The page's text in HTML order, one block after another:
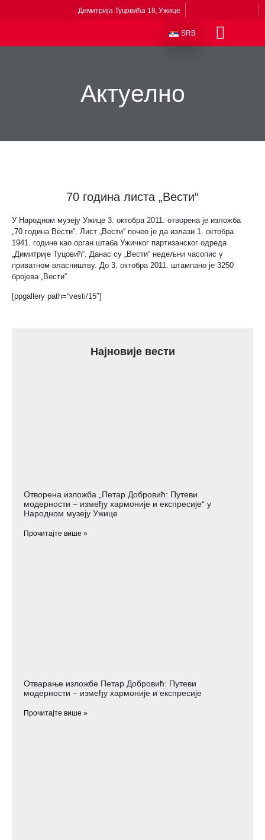
Димитрија Туцовића 18, Ужице
SRB
Актуелно
70 година листа „Вести“
У Народном музеју Ужице 3. октобра 2011. отворена је изложба
„70 година Вести“. Лист „Вести“ почео је да излази 1. октобра
1941. године као орган штаба Ужичког партизанског одреда
„Димитрије Туцовић“. Данас су „Вести“ недељни часопис у
приватном власништву. До 3. октобра 2011. штампано је 3250
бројева „Вести“.
[ppgallery path=“vesti/15″]
Најновије вести
Отворена изложба „Петар Добровић: Путеви
модерности – између хармоније и експресије“ у
Народном музеју Ужице
Прочитајте више »
Отварање изложбе Петар Добровић: Путеви
модерности – између хармоније и експресије
Прочитајте више »